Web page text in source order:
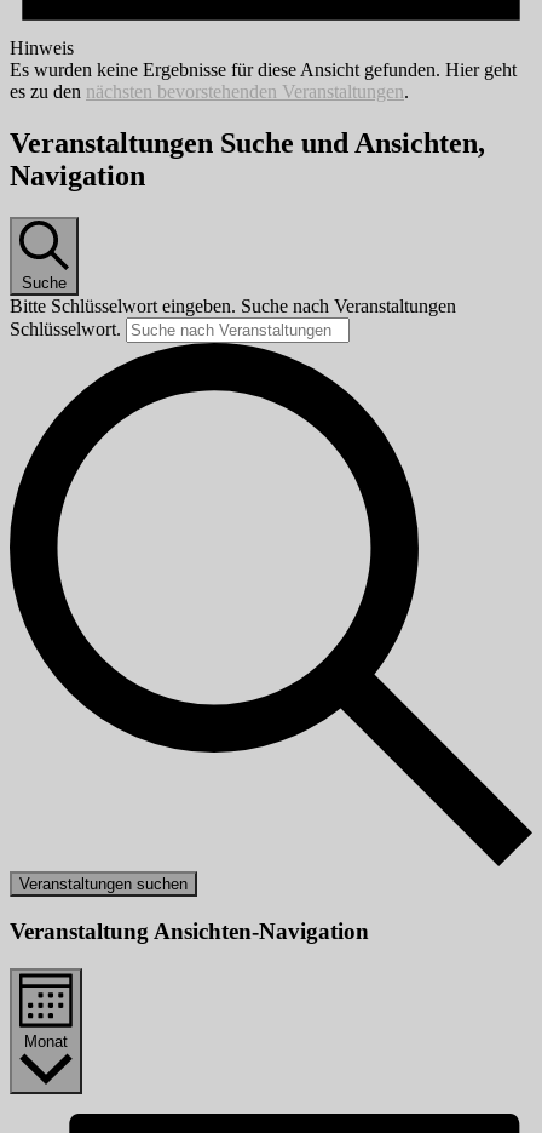
Hinweis
Es wurden keine Ergebnisse für diese Ansicht gefunden. Hier geht
es zu den nächsten bevorstehenden Veranstaltungen.
Veranstaltungen Suche und Ansichten,
Navigation
Suche
Bitte Schlüsselwort eingeben. Suche nach Veranstaltungen
Schlüsselwort.
Veranstaltungen suchen
Veranstaltung Ansichten-Navigation
Monat